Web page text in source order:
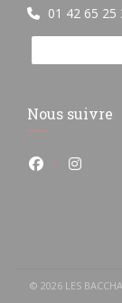
01 42 65 25
Nous suivre
Facebook
© 2026 LES